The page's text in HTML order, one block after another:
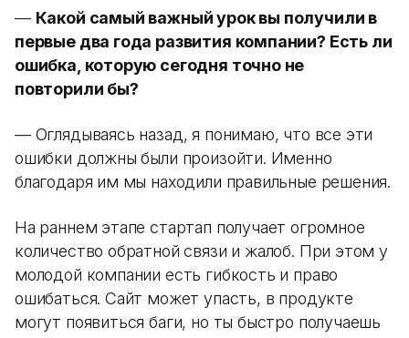
— Какой самый важный урок вы получили в
первые два года развития компании? Есть ли
ошибка, которую сегодня точно не
повторили бы?
— Оглядываясь назад, я понимаю, что все эти
ошибки должны были произойти. Именно
благодаря им мы находили правильные решения.
На раннем этапе стартап получает огромное
количество обратной связи и жалоб. При этом у
молодой компании есть гибкость и право
ошибаться. Сайт может упасть, в продукте
могут появиться баги, но ты быстро получаешь